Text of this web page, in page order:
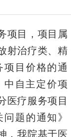
项目，项目属
射治疗类、精
目价格的通
中自主定价项
医疗服务项目
题的通知》
，我院基于医